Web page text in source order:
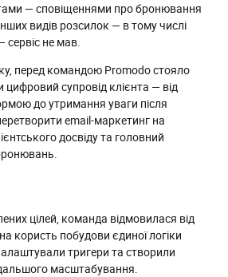
— сповіщеннями про бронювання
видів розсилок — в тому числі
сервіс не мав.
перед командою Promodo стояло
супровід клієнта — від
до утримання уваги після
email-маркетинг на
досвіду та головний
цілей, команда відмовилася від
користь побудови єдиної логіки
тригери та створили
масштабування.